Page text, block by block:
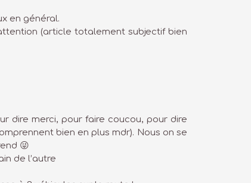
en général.
(article totalement subjectif bien
dire merci, pour faire coucou, pour dire
bien en plus mdr). Nous on se
😜
de l’autre